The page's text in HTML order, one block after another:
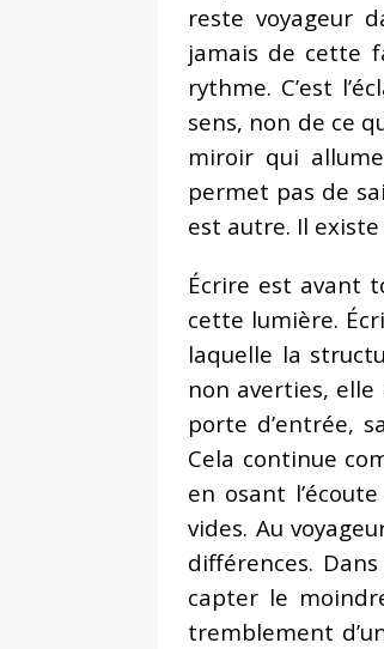
reste voyageur
jamais de cette
rythme. C’est
sens, non de ce
miroir qui
permet pas de
est autre. Il
Écrire est avant
cette lumière.
laquelle la
non averties,
porte d’entrée,
Cela continue
en osant
vides. Au
différences.
capter le
tremblement